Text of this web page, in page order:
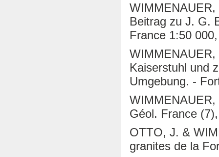
Beitrag zu J. G.
France 1:50
Kaiserstuhl und
Umgebung. -
Géol. France
OTTO, J. &
granites de la